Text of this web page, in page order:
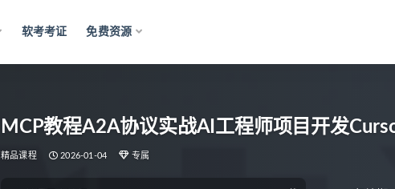
软考考证 免费资源
MCP教程A2A协议实战AI工程师项目开发
精品课程 2026-01-04 专属